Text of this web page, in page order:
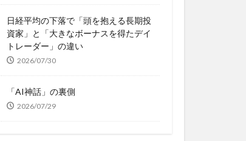
日経平均の下落で「頭を抱える長期投
資家」と「大きなボーナスを得たデイ
トレーダー」の違い
2026/07/30
「AI神話」の裏側
2026/07/29